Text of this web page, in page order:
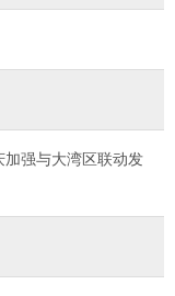
加强与大湾区联动发